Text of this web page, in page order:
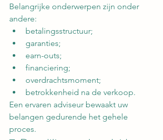
Belangrijke onderwerpen zijn onder
andere:
betalingsstructuur;
garanties;
earn-outs;
financiering;
overdrachtsmoment;
betrokkenheid na de verkoop.
Een ervaren adviseur bewaakt uw
belangen gedurende het gehele
proces.